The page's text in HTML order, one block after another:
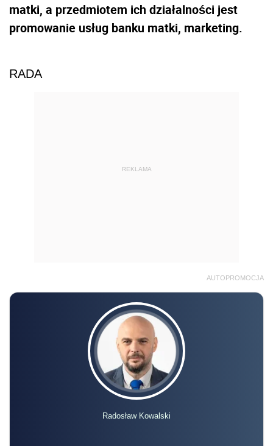
matki, a przedmiotem ich działalności jest
promowanie usług banku matki, marketing.
RADA
REKLAMA
AUTOPROMOCJA
Radosław Kowalski